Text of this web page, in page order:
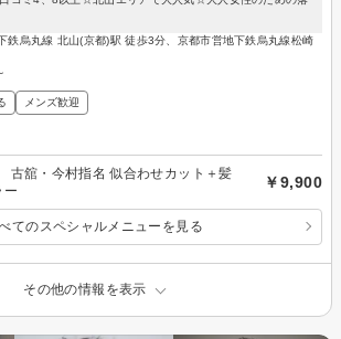
鉄烏丸線 北山(京都)駅 徒歩3分、京都市営地下鉄烏丸線松崎
メンズ歓迎
村指名 似合わせカット＋髪
ー
￥9,900
てのスペシャルメニューを見る
その他の情報を表示